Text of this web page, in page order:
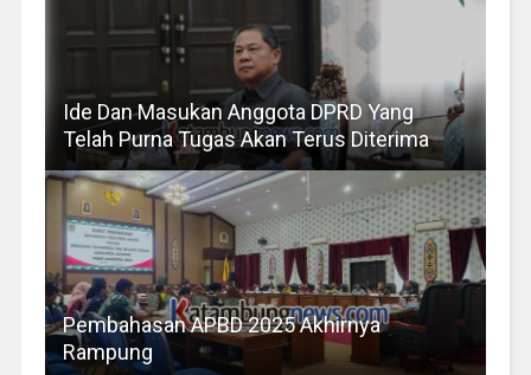
Ide Dan Masukan Anggota DPRD Yang
Telah Purna Tugas Akan Terus Diterima
Pembahasan APBD 2025 Akhirnya
Rampung